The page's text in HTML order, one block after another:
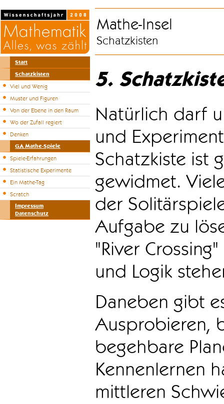
Start
Schatzkisten
Viel und Wenig
Muster und Figuren
Von der Ebene in den Raum
Wo der Zufall regiert
Denken
GA Mathe-Spiele
Spiele-Erfahrungen
Statistische Experimente
Ein Mathe-Tag
Scratch
Impressum
Datenschutz
Mathe-Insel
Schatzkisten
5.
Natürlich darf
und
Schatzkiste ist
gewidmet.
der
Aufgabe zu
"River
und Logik
Daneben gibt
Ausprobieren,
begehbare
Kennenlernen
mittleren